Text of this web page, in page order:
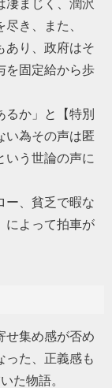
凄まじく、潤沢
き、また、
あり、政府はそ
を固定給から歩
るか」と【特別
い為その声は匿
いう世論の声に
ー、貧乏で暇な
によって拍車が
せ集め感が否め
った、正義感も
た物語。